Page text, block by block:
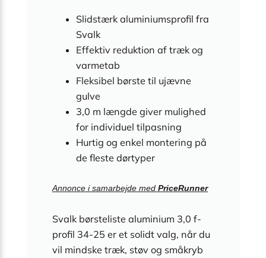
Slidstærk aluminiumsprofil fra
Svalk
Effektiv reduktion af træk og
varmetab
Fleksibel børste til ujævne
gulve
3,0 m længde giver mulighed
for individuel tilpasning
Hurtig og enkel montering på
de fleste dørtyper
Annonce i samarbejde med PriceRunner
Svalk børsteliste aluminium 3,0 f-
profil 34-25 er et solidt valg, når du
vil mindske træk, støv og småkryb